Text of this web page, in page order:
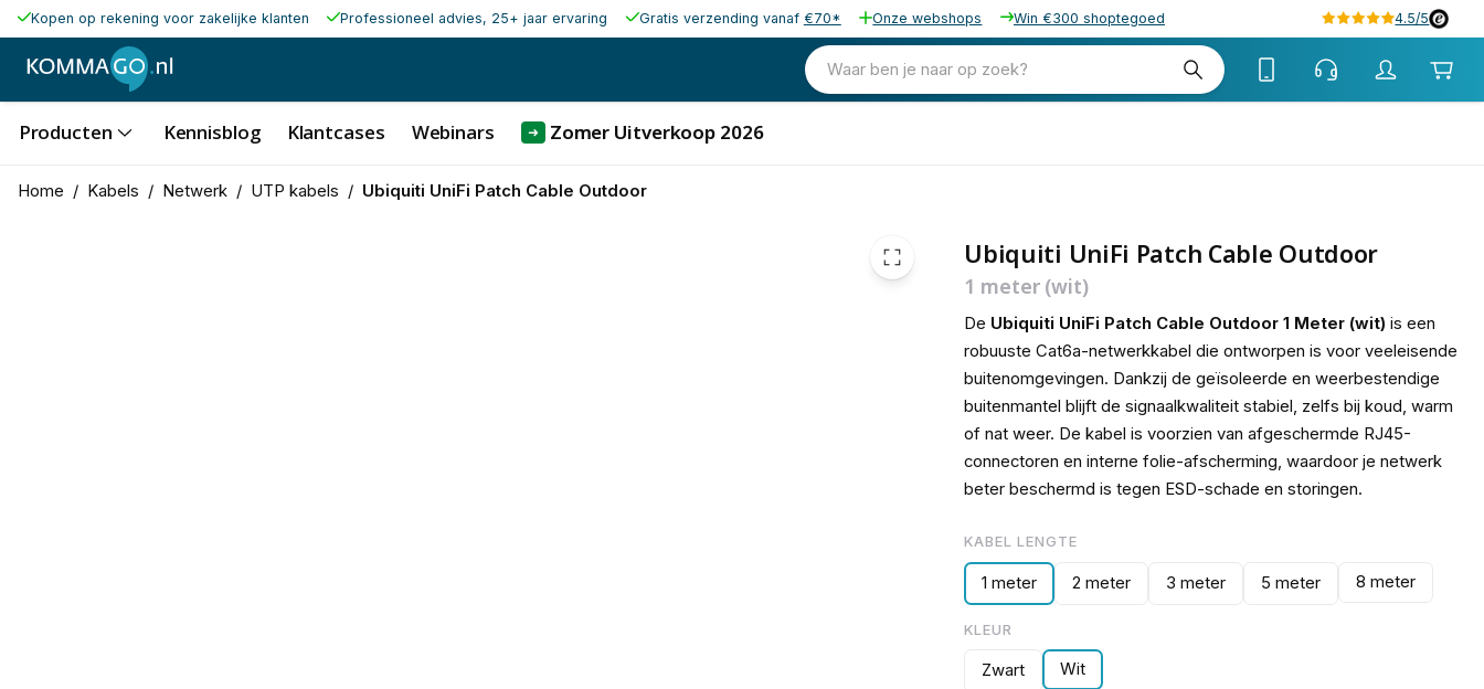
Kopen op rekening voor zakelijke klanten Professioneel advies, 25+ jaar ervaring Gratis verzending vanaf €70* Onze webshops Win €300 shoptegoed 4.5/5
Waar ben je naar op zoek?
Producten Kennisblog Klantcases Webinars ➜ Zomer Uitverkoop 2026
Home / Kabels / Netwerk / UTP kabels / Ubiquiti UniFi Patch Cable Outdoor
Ubiquiti UniFi Patch Cable Outdoor
1 meter (wit)
De Ubiquiti UniFi Patch Cable Outdoor 1 Meter (wit) is een
robuuste Cat6a-netwerkkabel die ontworpen is voor veeleisende
buitenomgevingen. Dankzij de geïsoleerde en weerbestendige
buitenmantel blijft de signaalkwaliteit stabiel, zelfs bij koud, warm
of nat weer. De kabel is voorzien van afgeschermde RJ45-
connectoren en interne folie-afscherming, waardoor je netwerk
beter beschermd is tegen ESD-schade en storingen.
KABEL LENGTE
1 meter 2 meter 3 meter 5 meter 8 meter
KLEUR
Zwart Wit
€ 6,05